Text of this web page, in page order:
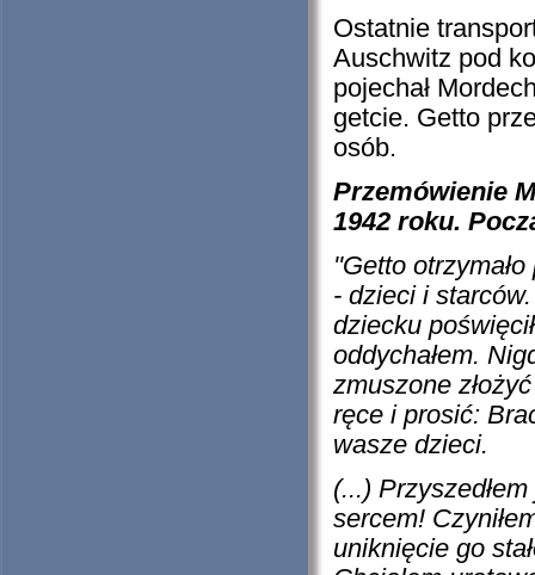
Ostatnie
Auschwitz pod
pojechał
getcie. Getto
osób.
Przemówienie
1942 roku.
''Getto
- dzieci i
dziecku
oddychałem.
zmuszone
ręce i prosić:
wasze dzieci.
(...)
sercem!
uniknięcie go